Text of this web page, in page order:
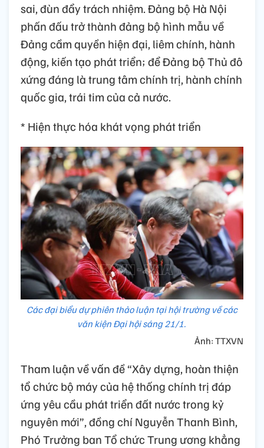
sai, đùn đẩy trách nhiệm. Đảng bộ Hà Nội
phấn đấu trở thành đảng bộ hình mẫu về
Đảng cầm quyền hiện đại, liêm chính, hành
động, kiến tạo phát triển; để Đảng bộ Thủ đô
xứng đáng là trung tâm chính trị, hành chính
quốc gia, trái tim của cả nước.
* Hiện thực hóa khát vọng phát triển
Các đại biểu dự phiên thảo luận tại hội trường về các
văn kiện Đại hội sáng 21/1.
Ảnh: TTXVN
Tham luận về vấn đề “Xây dựng, hoàn thiện
tổ chức bộ máy của hệ thống chính trị đáp
ứng yêu cầu phát triển đất nước trong kỷ
nguyên mới”, đồng chí Nguyễn Thanh Bình,
Phó Trưởng ban Tổ chức Trung ương khẳng